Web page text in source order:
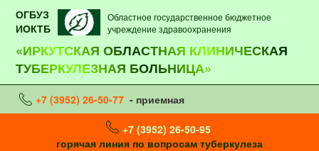
ОГБУЗ
ИОКТБ
Областное государственное бюджетное
учреждение здравоохранения
«ИРКУТСКАЯ ОБЛАСТНАЯ КЛИНИЧЕСКАЯ
ТУБЕРКУЛЕЗНАЯ БОЛЬНИЦА»
+7 (3952) 26-50-77 - приемная
+7 (3952) 26-50-95
горячая линия по вопросам туберкулеза